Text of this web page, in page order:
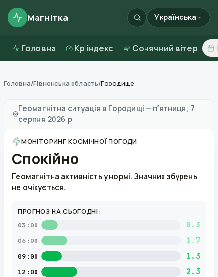
Магнітка Українська
Головна Kp індекс Сонячний вітер
Головна/Рівненська область/Городище
Геомагнітна ситуація в Городищі — пʼятниця, 7
серпня 2026 р.
МОНІТОРИНГ КОСМІЧНОЇ ПОГОДИ
Спокійно
Геомагнітна активність у нормі. Значних збурень
не очікується.
ПРОГНОЗ НА СЬОГОДНІ:
03:00 0.3
06:00 1.7
09:00 1.3
12:00 2.3